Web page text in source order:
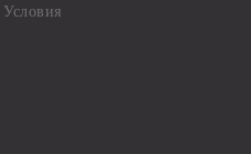
Условия